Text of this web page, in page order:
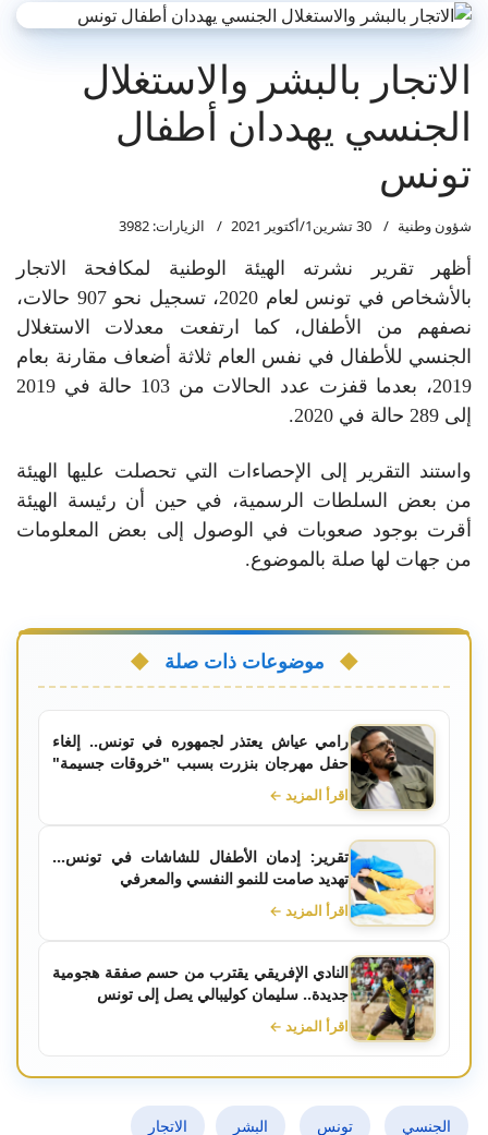
الاتجار بالبشر والاستغلال
الجنسي يهددان أطفال
تونس
شؤون وطنية 30 تشرين1/أكتوير 2021 الزيارات: 3982
أظهر تقرير نشرته الهيئة الوطنية لمكافحة الاتجار
بالأشخاص في تونس لعام 2020، تسجيل نحو 907 حالات،
نصفهم من الأطفال، كما ارتفعت معدلات الاستغلال
الجنسي للأطفال في نفس العام ثلاثة أضعاف مقارنة بعام
2019، بعدما قفزت عدد الحالات من 103 حالة في 2019
إلى 289 حالة في 2020.
واستند التقرير إلى الإحصاءات التي تحصلت عليها الهيئة
من بعض السلطات الرسمية، في حين أن رئيسة الهيئة
أقرت بوجود صعوبات في الوصول إلى بعض المعلومات
من جهات لها صلة بالموضوع.
موضوعات ذات صلة
رامي عياش يعتذر لجمهوره في تونس.. إلغاء
حفل مهرجان بنزرت بسبب "خروقات جسيمة"
من المتعهد
اقرأ المزيد ←
تقرير: إدمان الأطفال للشاشات في تونس...
تهديد صامت للنمو النفسي والمعرفي
اقرأ المزيد ←
النادي الإفريقي يقترب من حسم صفقة هجومية
جديدة.. سليمان كوليبالي يصل إلى تونس
اقرأ المزيد ←
الجنسي تونس البشر الاتجار